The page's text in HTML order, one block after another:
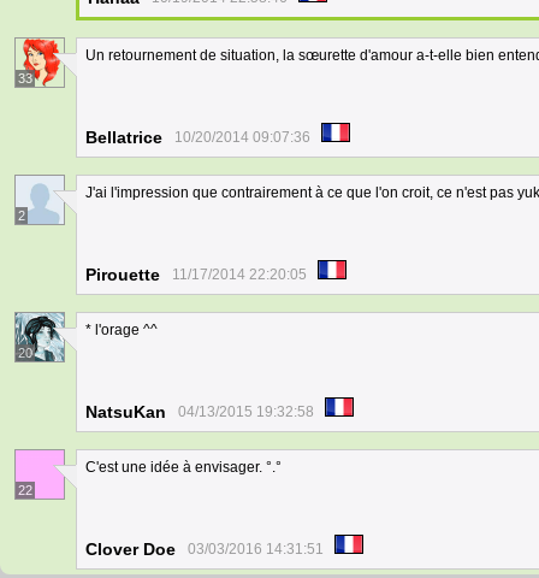
33
Un retournement de situation, la sœurette d'amour a-t-elle bien
Bellatrice 10/20/2014 09:07:36
2
J'ai l'impression que contrairement à ce que l'on croit, ce n'est pas
Pirouette 11/17/2014 22:20:05
20
* l'orage ^^
NatsuKan 04/13/2015 19:32:58
22
C'est une idée à envisager. °.°
Clover Doe 03/03/2016 14:31:51